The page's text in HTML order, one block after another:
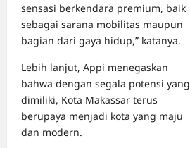
sensasi berkendara premium, baik
sebagai sarana mobilitas maupun
bagian dari gaya hidup,” katanya.
Lebih lanjut, Appi menegaskan
bahwa dengan segala potensi yang
dimiliki, Kota Makassar terus
berupaya menjadi kota yang maju
dan modern.